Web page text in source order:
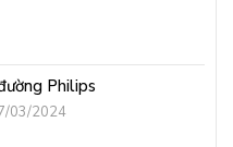
Philips
03/2024